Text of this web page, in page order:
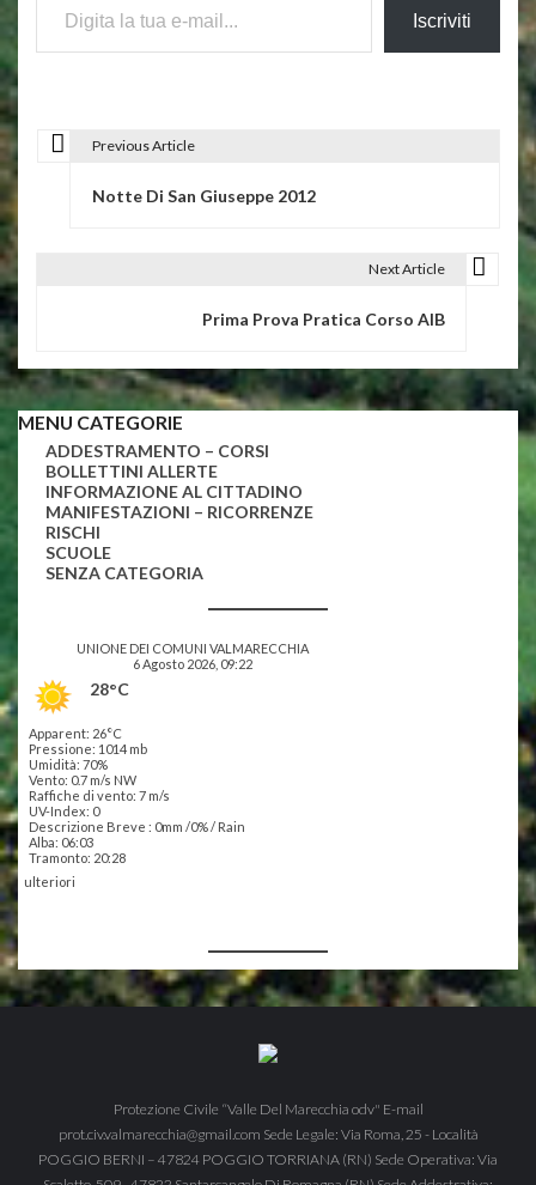
Iscriviti
a
z
o
n
r
t
i
c
o
Previous Article
Notte Di San Giuseppe 2012
Next Article
Prima Prova Pratica Corso AIB
MENU CATEGORIE
ADDESTRAMENTO – CORSI
BOLLETTINI ALLERTE
INFORMAZIONE AL CITTADINO
MANIFESTAZIONI – RICORRENZE
RISCHI
SCUOLE
SENZA CATEGORIA
UNIONE DEI COMUNI VALMARECCHIA
6 Agosto 2026, 09:22
28°C
Apparent: 26°C
Pressione: 1014 mb
Umidità: 70%
Vento: 0.7 m/s NW
Raffiche di vento: 7 m/s
UV-Index: 0
Descrizione Breve : 0mm /0%/ Rain
Alba: 06:03
Tramonto: 20:28
ulteriori
Protezione Civile “Valle Del Marecchia odv" E-mail
prot.civ.valmarecchia@gmail.com Sede Legale: Via Roma, 25 - Località
POGGIO BERNI – 47824 POGGIO TORRIANA (RN) Sede Operativa: Via